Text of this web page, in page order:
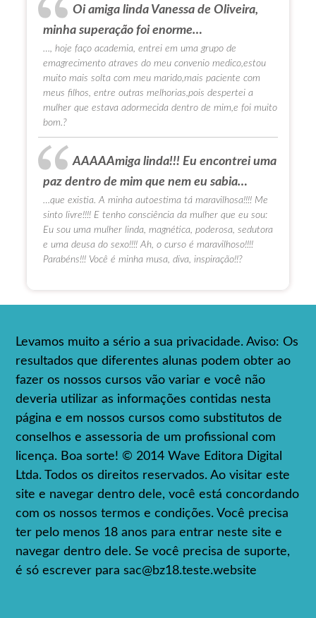
Oi amiga linda Vanessa de Oliveira,
minha superação foi enorme…
…, hoje faço academia, entrei em uma grupo de
emagrecimento atraves do meu convenio medico,estou
muito mais solta com meu marido,mais paciente com
meus filhos, entre outras melhorias,pois despertei a
mulher que estava adormecida dentro de mim,e foi muito
bom.?
AAAAAmiga linda!!! Eu encontrei uma
paz dentro de mim que nem eu sabia…
…que existia. A minha autoestima tá maravilhosa!!!! Me
sinto livre!!!! E tenho consciência da mulher que eu sou:
Eu sou uma mulher linda, magnética, poderosa, sedutora
e uma deusa do sexo!!!! Ah, o curso é maravilhoso!!!!
Parabéns!!! Você é minha musa, diva, inspiração!!?
Levamos muito a sério a sua privacidade. Aviso: Os
resultados que diferentes alunas podem obter ao
fazer os nossos cursos vão variar e você não
deveria utilizar as informações contidas nesta
página e em nossos cursos como substitutos de
conselhos e assessoria de um profissional com
licença. Boa sorte! © 2014 Wave Editora Digital
Ltda. Todos os direitos reservados. Ao visitar este
site e navegar dentro dele, você está concordando
com os nossos termos e condições. Você precisa
ter pelo menos 18 anos para entrar neste site e
navegar dentro dele. Se você precisa de suporte,
é só escrever parasac@bz18.teste.website